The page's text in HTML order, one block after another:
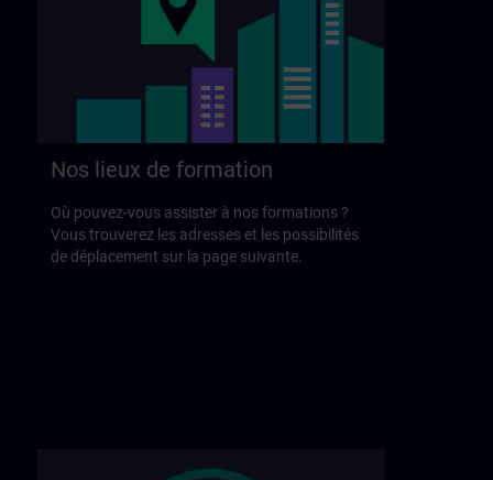
Nos lieux de formation
Où pouvez-vous assister à nos formations ?
Vous trouverez les adresses et les possibilités
de déplacement sur la page suivante.